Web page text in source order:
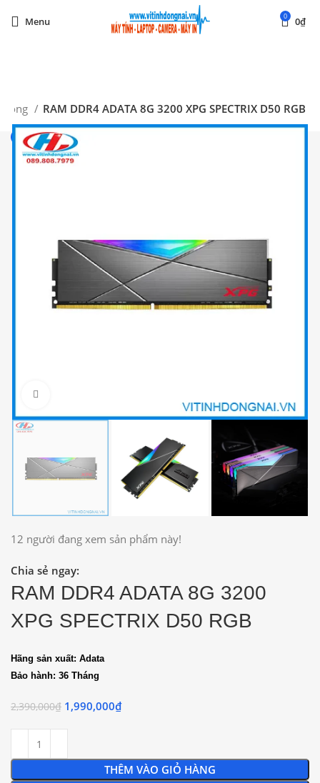
Menu 0 0₫
RAM DDR4 ADATA 8G 3200 XPG SPECTRIX D50 RGB
-17%
12 người đang xem sản phẩm này!
Chia sẻ ngay:
RAM DDR4 ADATA 8G 3200
XPG SPECTRIX D50 RGB
Hãng sản xuất: Adata
Bảo hành: 36 Tháng
2,390,000₫ 1,990,000₫
THÊM VÀO GIỎ HÀNG